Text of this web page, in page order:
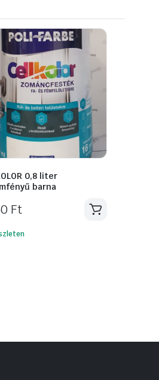
0,8 liter
barna
Ft